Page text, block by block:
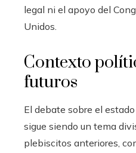
legal ni el apoyo del
Unidos.
Contexto
futuros
El debate sobre el
sigue siendo un tema
plebiscitos anteriores,